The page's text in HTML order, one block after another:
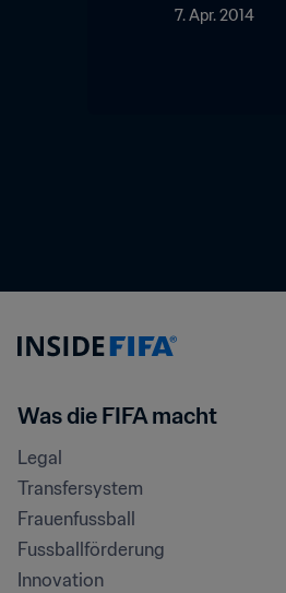
7. Apr. 2014
Was die FIFA macht
Legal
Transfersystem
Frauenfussball
Fussballförderung
Innovation